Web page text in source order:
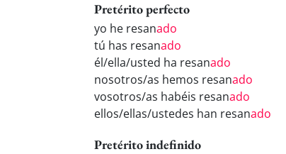
Pretérito perfecto
yo he resanado
tú has resanado
él/ella/usted ha resanado
nosotros/as hemos resanado
vosotros/as habéis resanado
ellos/ellas/ustedes han resanado
Pretérito indefinido